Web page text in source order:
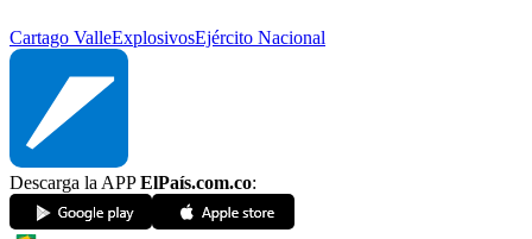
Cartago ValleExplosivosEjército Nacional
Descarga la APPElPaís.com.co: